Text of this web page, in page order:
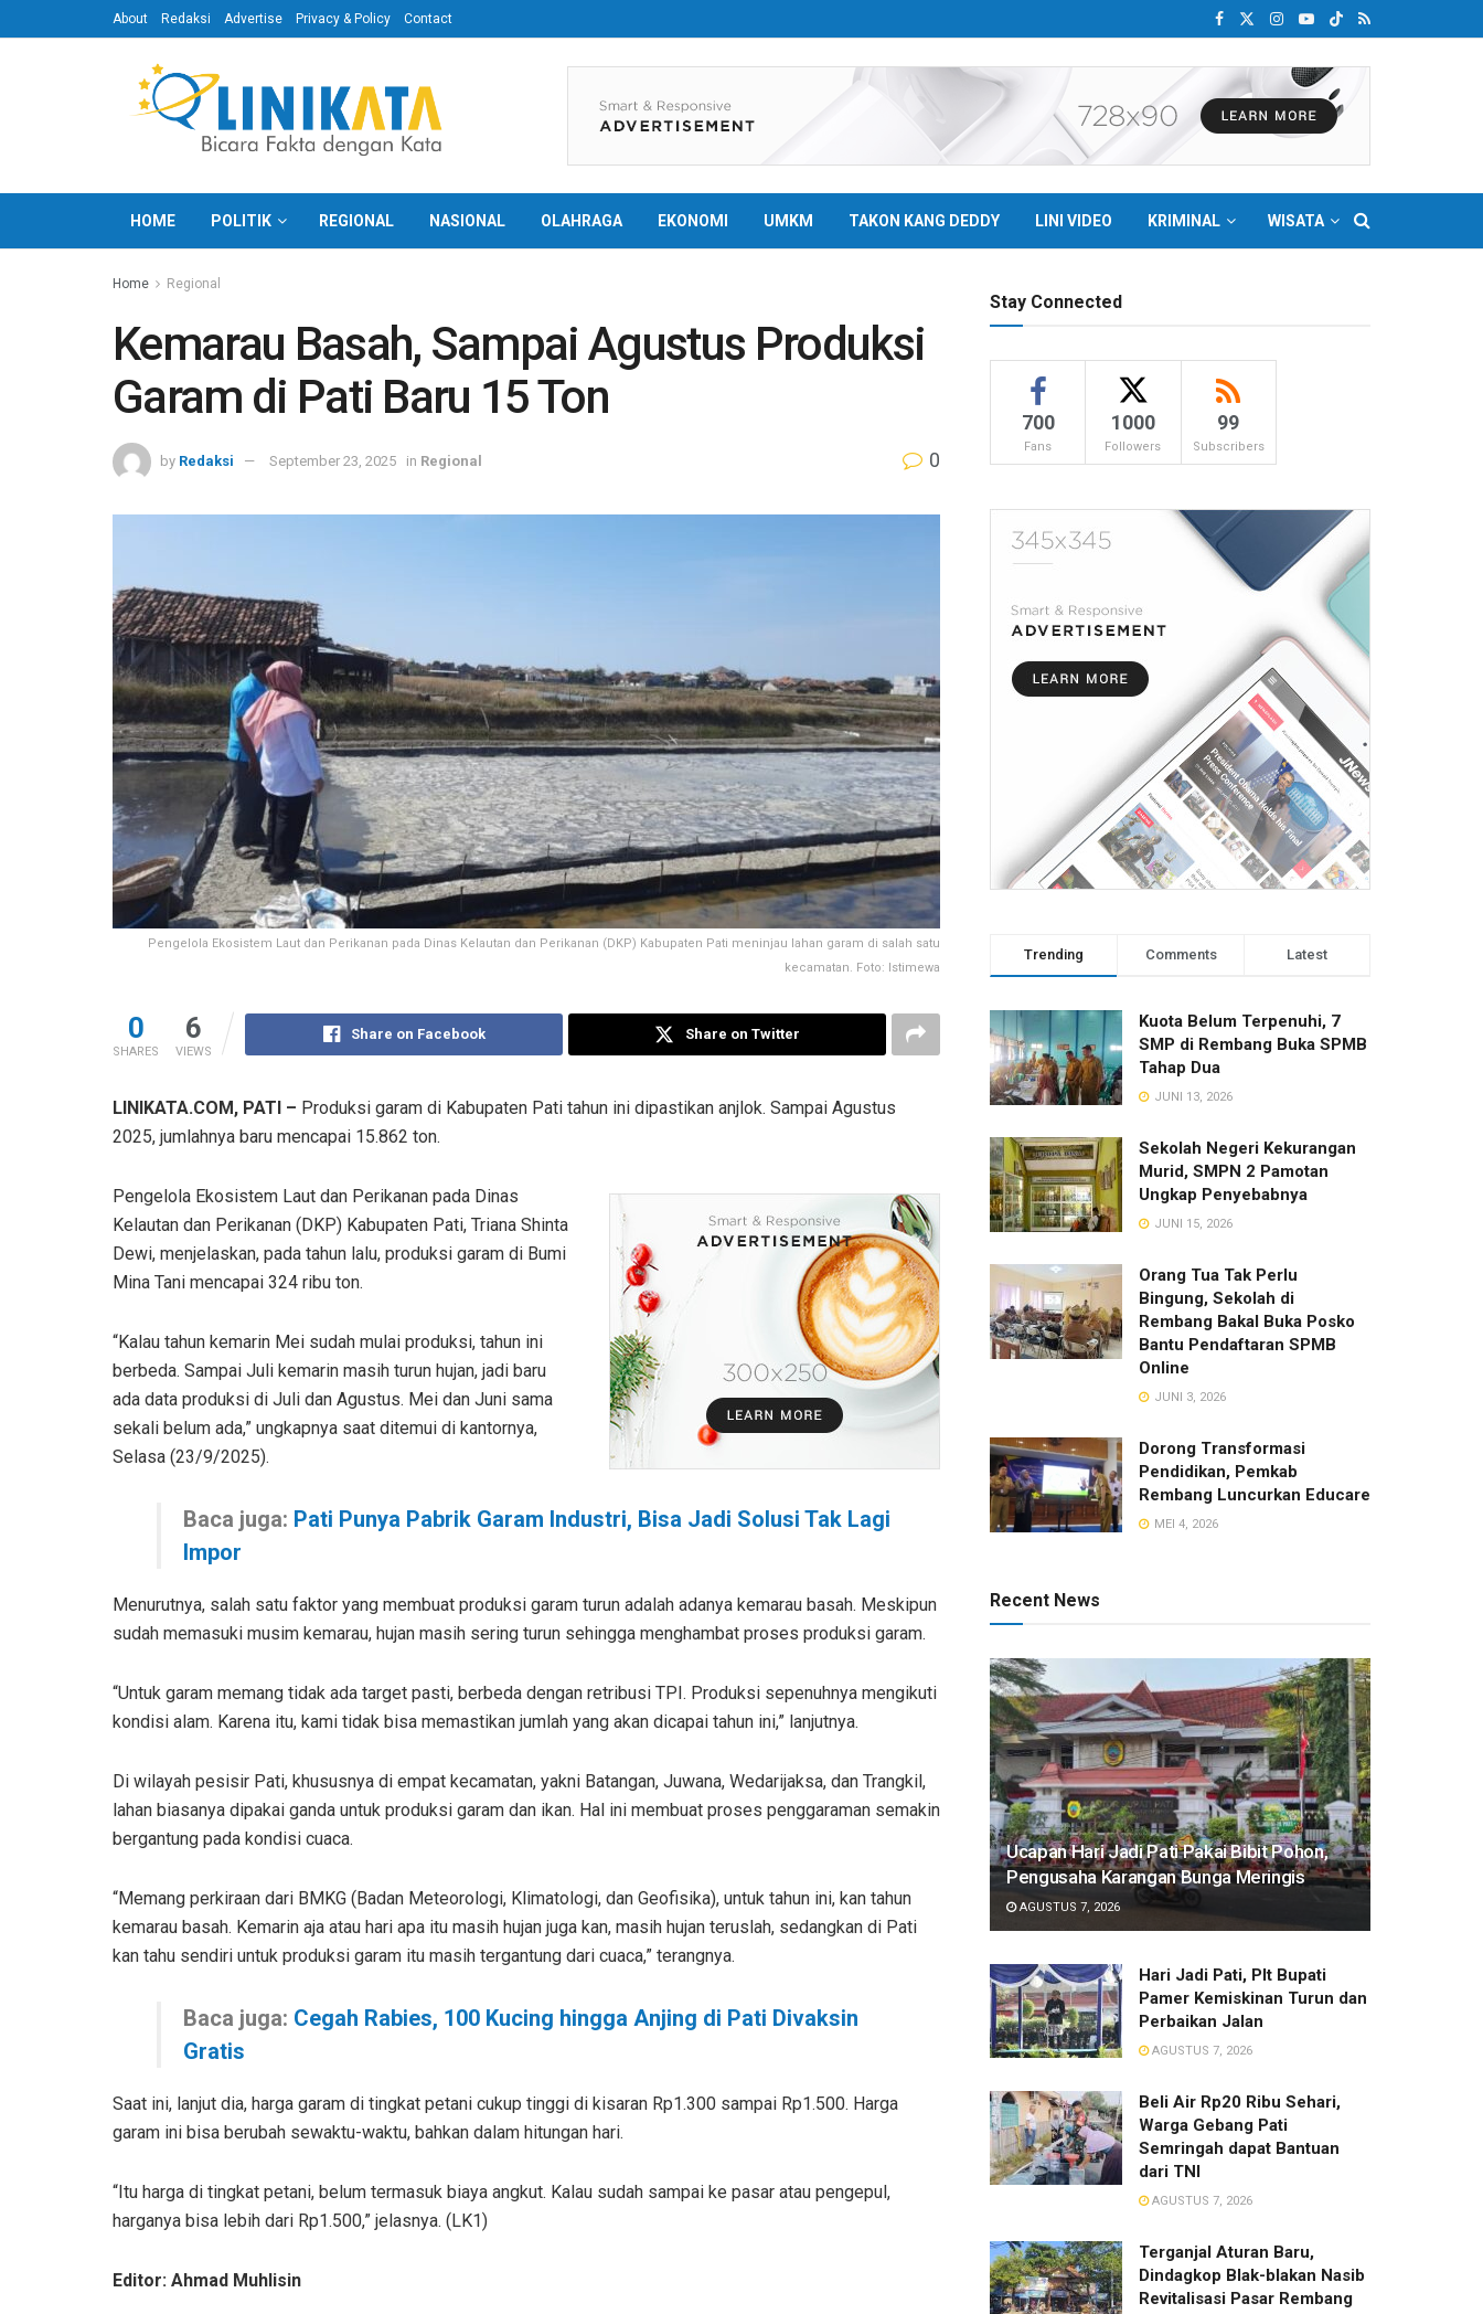
About Redaksi Advertise Privacy & Policy Contact
HOME POLITIK REGIONAL NASIONAL OLAHRAGA EKONOMI UMKM TAKON KANG DEDDY LINI VIDEO KRIMINAL WISATA
Home Regional
Kemarau Basah, Sampai Agustus Produksi
Garam di Pati Baru 15 Ton
by Redaksi September 23, 2025 in Regional 0
Pengelola Ekosistem Laut dan Perikanan pada Dinas Kelautan dan Perikanan (DKP) Kabupaten Pati meninjau lahan garam di salah satu
kecamatan. Foto: Istimewa
0
SHARES
6
VIEWS
Share on Facebook Share on Twitter
LINIKATA.COM, PATI – Produksi garam di Kabupaten Pati tahun ini dipastikan anjlok. Sampai Agustus
2025, jumlahnya baru mencapai 15.862 ton.
Pengelola Ekosistem Laut dan Perikanan pada Dinas
Kelautan dan Perikanan (DKP) Kabupaten Pati, Triana Shinta
Dewi, menjelaskan, pada tahun lalu, produksi garam di Bumi
Mina Tani mencapai 324 ribu ton.
“Kalau tahun kemarin Mei sudah mulai produksi, tahun ini
berbeda. Sampai Juli kemarin masih turun hujan, jadi baru
ada data produksi di Juli dan Agustus. Mei dan Juni sama
sekali belum ada,” ungkapnya saat ditemui di kantornya,
Selasa (23/9/2025).
Baca juga: Pati Punya Pabrik Garam Industri, Bisa Jadi Solusi Tak Lagi
Impor
Menurutnya, salah satu faktor yang membuat produksi garam turun adalah adanya kemarau basah. Meskipun
sudah memasuki musim kemarau, hujan masih sering turun sehingga menghambat proses produksi garam.
“Untuk garam memang tidak ada target pasti, berbeda dengan retribusi TPI. Produksi sepenuhnya mengikuti
kondisi alam. Karena itu, kami tidak bisa memastikan jumlah yang akan dicapai tahun ini,” lanjutnya.
Di wilayah pesisir Pati, khususnya di empat kecamatan, yakni Batangan, Juwana, Wedarijaksa, dan Trangkil,
lahan biasanya dipakai ganda untuk produksi garam dan ikan. Hal ini membuat proses penggaraman semakin
bergantung pada kondisi cuaca.
“Memang perkiraan dari BMKG (Badan Meteorologi, Klimatologi, dan Geofisika), untuk tahun ini, kan tahun
kemarau basah. Kemarin aja atau hari apa itu masih hujan juga kan, masih hujan teruslah, sedangkan di Pati
kan tahu sendiri untuk produksi garam itu masih tergantung dari cuaca,” terangnya.
Baca juga: Cegah Rabies, 100 Kucing hingga Anjing di Pati Divaksin
Gratis
Saat ini, lanjut dia, harga garam di tingkat petani cukup tinggi di kisaran Rp1.300 sampai Rp1.500. Harga
garam ini bisa berubah sewaktu-waktu, bahkan dalam hitungan hari.
“Itu harga di tingkat petani, belum termasuk biaya angkut. Kalau sudah sampai ke pasar atau pengepul,
harganya bisa lebih dari Rp1.500,” jelasnya. (LK1)
Editor: Ahmad Muhlisin
Stay Connected
700
Fans
1000
Followers
99
Subscribers
Trending Comments Latest
Kuota Belum Terpenuhi, 7
SMP di Rembang Buka SPMB
Tahap Dua
JUNI 13, 2026
Sekolah Negeri Kekurangan
Murid, SMPN 2 Pamotan
Ungkap Penyebabnya
JUNI 15, 2026
Orang Tua Tak Perlu
Bingung, Sekolah di
Rembang Bakal Buka Posko
Bantu Pendaftaran SPMB
Online
JUNI 3, 2026
Dorong Transformasi
Pendidikan, Pemkab
Rembang Luncurkan Educare
MEI 4, 2026
Recent News
​Ucapan Hari Jadi Pati Pakai Bibit Pohon,
Pengusaha Karangan Bunga Meringis
AGUSTUS 7, 2026
​Hari Jadi Pati, Plt Bupati
Pamer Kemiskinan Turun dan
Perbaikan Jalan
AGUSTUS 7, 2026
Beli Air Rp20 Ribu Sehari,
Warga Gebang Pati
Semringah dapat Bantuan
dari TNI
AGUSTUS 7, 2026
Terganjal Aturan Baru,
Dindagkop Blak-blakan Nasib
Revitalisasi Pasar Rembang